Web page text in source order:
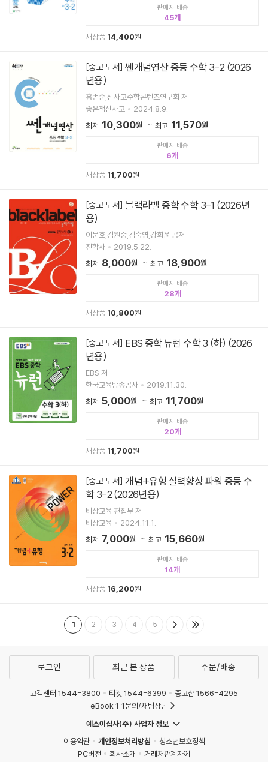
판매자 배송
45
새상품 14,400원
[중고 도서] 쎈개념연산 중등 수학 3-2 (2026
년용)
홍범준,신사고수학콘텐츠연구회 저
좋은책신사고
2024.8.9.
최저 10,300원 최고 11,570원
판매자 배송
6
새상품 11,700원
[중고 도서] 블랙라벨 중학 수학 3-1 (2026년
용)
이문호,김원중,김숙영,강희윤 공저
진학사
2019.5.22.
최저 8,000원 최고 18,900원
판매자 배송
28
새상품 10,800원
[중고 도서]
년용)
EBS 저
한국교육방송공사
2019.11.30.
최저 5,000원 최고 11,700원
판매자 배송
20
새상품 11,700원
[중고 도서]
학 3-2 (2026년용)
비상교육 편집부 저
비상교육
2024.11.1.
최저 7,000원 최고 15,660원
판매자 배송
14
새상품 16,200원
1 2 3 4 5
로그인 최근 본 상품 주문/배송
고객센터 1544-3800 티켓 1544-6399
중고샵 1566-4295
eBook 1:1문의/채팅상담
예스이십사(주) 사업자 정보
이용약관
개인정보처리방침
청소년보호정책
PC버전
회사소개
거래처관계자께